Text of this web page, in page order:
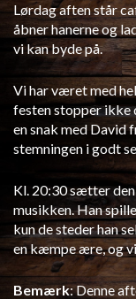
Lørdag aften står
åbner hanerne og
vi kan byde på.
Vi har været med
festen stopper ikke
en snak med David
stemningen i godt
Kl. 20:30 sætter
musikken. Han
kun de steder han
en kæmpe ære, og
Bemærk: Denne